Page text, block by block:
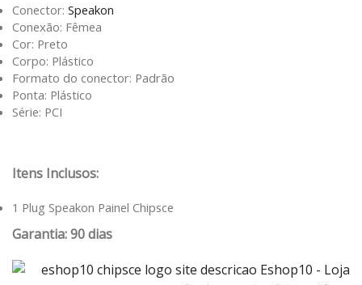
Conector: Speakon
Conexão: Fêmea
Cor: Preto
Corpo: Plástico
Formato do conector: Padrão
Ponta: Plástico
Série: PCI
Itens Inclusos:
1 Plug Speakon Painel Chipsce
Garantia: 90 dias